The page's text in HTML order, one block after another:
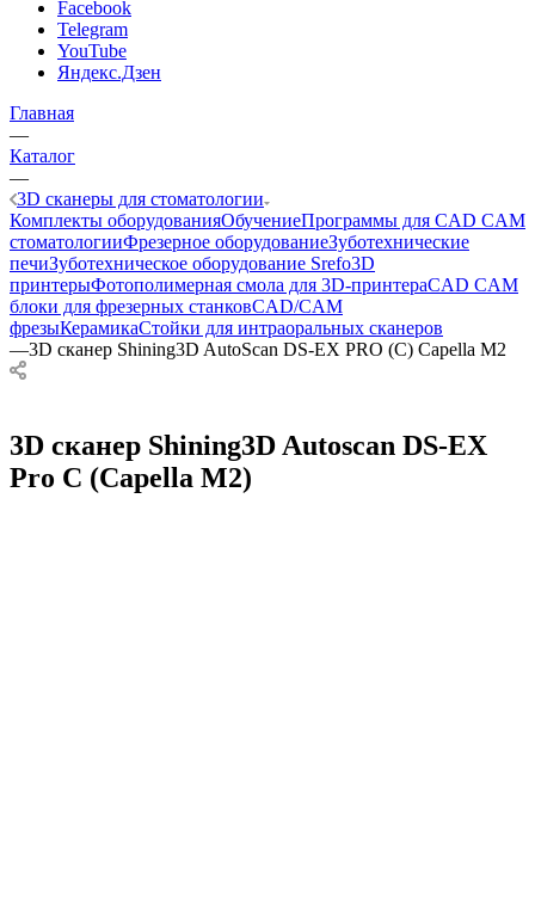
Facebook
Telegram
YouTube
Яндекс.Дзен
Главная
—
Каталог
—
3D сканеры для стоматологии
Комплекты оборудованияОбучениеПрограммы для CAD CAM
стоматологииФрезерное оборудованиеЗуботехнические
печиЗуботехническое оборудование Srefo3D
принтерыФотополимерная смола для 3D-принтераCAD CAM
блоки для фрезерных станковCAD/CAM
фрезыКерамикаСтойки для интраоральных сканеров
—3D сканер Shining3D AutoScan DS-EX PRO (С) Capella M2
3D сканер Shining3D Autoscan DS-EX
Pro C (Capella M2)